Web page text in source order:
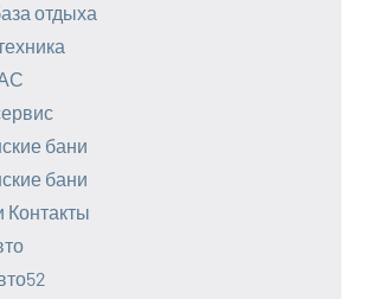
отдыха
бани
бани
Контакты